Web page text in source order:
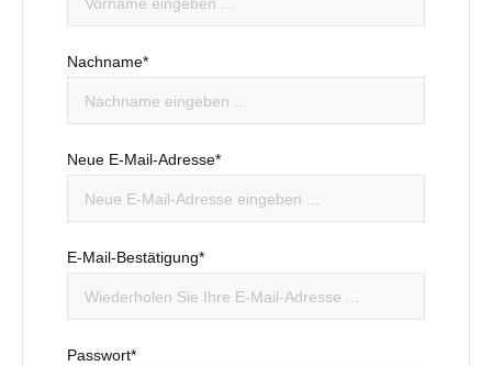
Nachname*
Neue E-Mail-Adresse*
E-Mail-Bestätigung*
Passwort*